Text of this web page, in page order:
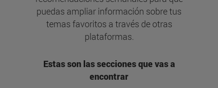
puedas ampliar información sobre tus
temas favoritos a través de otras
plataformas.
Estas son las secciones que vas a
encontrar